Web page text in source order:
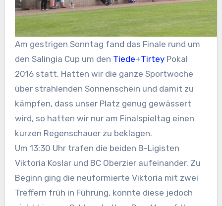
Am gestrigen Sonntag fand das Finale rund um
den Salingia Cup um den Tiede+TirteyPokal
2016 statt. Hatten wir die ganze Sportwoche
über strahlenden Sonnenschein und damit zu
kämpfen, dass unser Platz genug gewässert
wird, so hatten wir nur am Finalspieltag einen
kurzen Regenschauer zu beklagen.
Um 13:30 Uhr trafen die beiden B-Ligisten
Viktoria Koslar und BC Oberzier aufeinander. Zu
Beginn ging die neuformierte Viktoria mit zwei
Treffern früh in Führung, konnte diese jedoch